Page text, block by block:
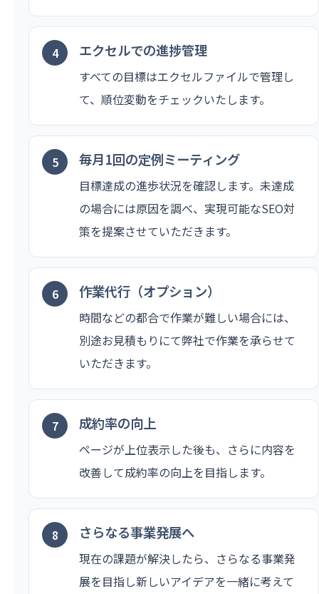
エクセルでの進捗管理
すべての目標はエクセルファイルで管理し
て、順位変動をチェックいたします。
毎月1回の定例ミーティング
目標達成の進歩状況を確認します。未達成
の場合には原因を調べ、実現可能なSEO対
策を提案させていただきます。
作業代行（オプション）
時間などの都合で作業が難しい場合には、
別途お見積もりにて弊社で作業を承らせて
いただきます。
成約率の向上
ページが上位表示した後も、さらに内容を
改善して成約率の向上を目指します。
さらなる事業発展へ
現在の課題が解決したら、さらなる事業発
展を目指し新しいアイデアを一緒に考えて